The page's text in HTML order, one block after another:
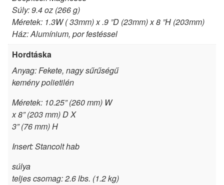
Súly: 9.4 oz (266 g)
Méretek: 1.3W ( 33mm) x .9 ”D (23mm) x 8 ”H (203mm)
Ház: Alumínium, por festéssel
Hordtáska
Anyag: Fekete, nagy sűrűségű
kemény polietilén
Méretek: 10.25” (260 mm) W
x 8” (203 mm) D X
3” (76 mm) H
Insert: Stancolt hab
súlya
teljes csomag: 2.6 lbs. (1.2 kg)